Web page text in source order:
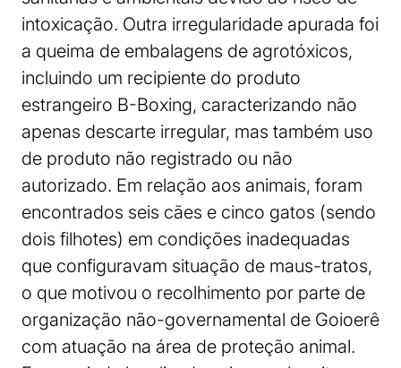
intoxicação. Outra irregularidade apurada foi
a queima de embalagens de agrotóxicos,
incluindo um recipiente do produto
estrangeiro B-Boxing, caracterizando não
apenas descarte irregular, mas também uso
de produto não registrado ou não
autorizado. Em relação aos animais, foram
encontrados seis cães e cinco gatos (sendo
dois filhotes) em condições inadequadas
que configuravam situação de maus-tratos,
o que motivou o recolhimento por parte de
organização não-governamental de Goioerê
com atuação na área de proteção animal.